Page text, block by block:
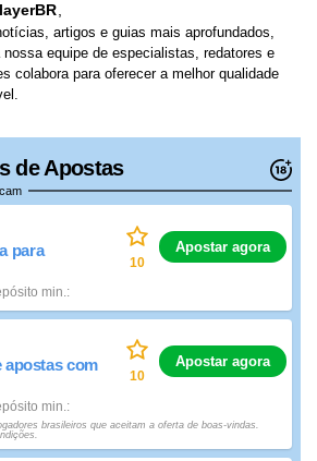
artigos e guias mais aprofundados,
nossa equipe de especialistas, redatores e
colabora para oferecer a melhor qualidade
de Apostas
para
min.
10
Apostar agora
apostas com
min.
10
Apostar agora
brasileiros que aceitam a oferta de boas-vindas.